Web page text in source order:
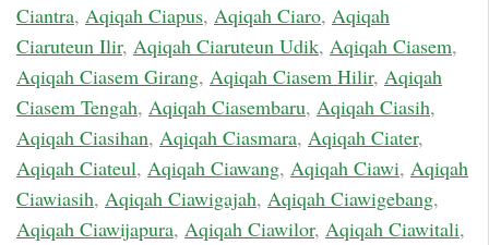
Ciantra, Aqiqah Ciapus, Aqiqah Ciaro, Aqiqah
Ciaruteun Ilir, Aqiqah Ciaruteun Udik, Aqiqah Ciasem,
Aqiqah Ciasem Girang, Aqiqah Ciasem Hilir, Aqiqah
Ciasem Tengah, Aqiqah Ciasembaru, Aqiqah Ciasih,
Aqiqah Ciasihan, Aqiqah Ciasmara, Aqiqah Ciater,
Aqiqah Ciateul, Aqiqah Ciawang, Aqiqah Ciawi, Aqiqah
Ciawiasih, Aqiqah Ciawigajah, Aqiqah Ciawigebang,
Aqiqah Ciawijapura, Aqiqah Ciawilor, Aqiqah Ciawitali,